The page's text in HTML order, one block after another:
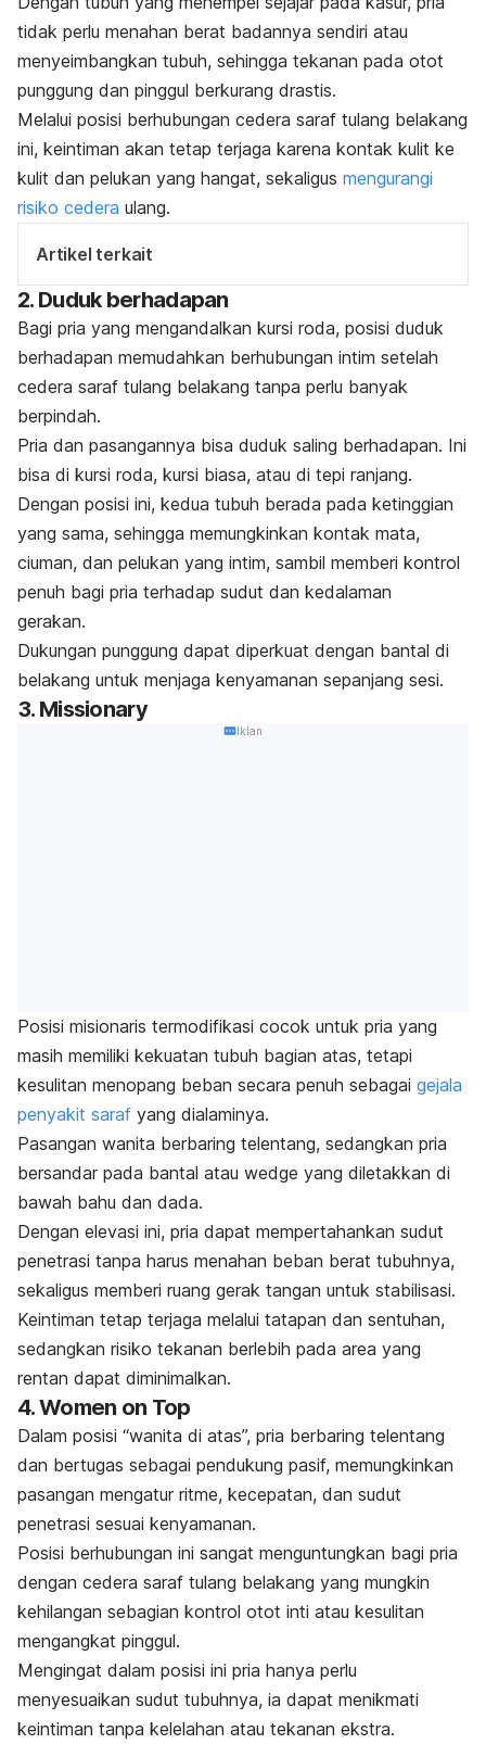
tidak perlu menahan berat badannya sendiri atau
menyeimbangkan tubuh, sehingga tekanan pada otot
punggung dan pinggul berkurang drastis.
Melalui posisi berhubungan cedera saraf tulang belakang
ini, keintiman akan tetap terjaga karena kontak kulit ke
kulit dan pelukan yang hangat, sekaligus mengurangi
risiko cedera ulang.
Artikel terkait
2. Duduk berhadapan
Bagi pria yang mengandalkan kursi roda, posisi duduk
berhadapan memudahkan berhubungan intim setelah
cedera saraf tulang belakang tanpa perlu banyak
berpindah.
Pria dan pasangannya bisa duduk saling berhadapan. Ini
bisa di kursi roda, kursi biasa, atau di tepi ranjang.
Dengan posisi ini, kedua tubuh berada pada ketinggian
yang sama, sehingga memungkinkan kontak mata,
ciuman, dan pelukan yang intim, sambil memberi kontrol
penuh bagi pria terhadap sudut dan kedalaman
gerakan.
Dukungan punggung dapat diperkuat dengan bantal di
belakang untuk menjaga kenyamanan sepanjang sesi.
3. Missionary
Iklan
Posisi misionaris termodifikasi cocok untuk pria yang
masih memiliki kekuatan tubuh bagian atas, tetapi
kesulitan menopang beban secara penuh sebagai gejala
penyakit saraf yang dialaminya.
Pasangan wanita berbaring telentang, sedangkan pria
bersandar pada bantal atau wedge yang diletakkan di
bawah bahu dan dada.
Dengan elevasi ini, pria dapat mempertahankan sudut
penetrasi tanpa harus menahan beban berat tubuhnya,
sekaligus memberi ruang gerak tangan untuk stabilisasi.
Keintiman tetap terjaga melalui tatapan dan sentuhan,
sedangkan risiko tekanan berlebih pada area yang
rentan dapat diminimalkan.
4.Women on Top
Dalam posisi “wanita di atas”, pria berbaring telentang
dan bertugas sebagai pendukung pasif, memungkinkan
pasangan mengatur ritme, kecepatan, dan sudut
penetrasi sesuai kenyamanan.
Posisi berhubungan ini sangat menguntungkan bagi pria
dengan cedera saraf tulang belakang yang mungkin
kehilangan sebagian kontrol otot inti atau kesulitan
mengangkat pinggul.
Mengingat dalam posisi ini pria hanya perlu
menyesuaikan sudut tubuhnya, ia dapat menikmati
keintiman tanpa kelelahan atau tekanan ekstra.